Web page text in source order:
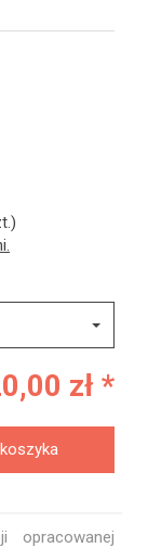
zł *
opracowanej